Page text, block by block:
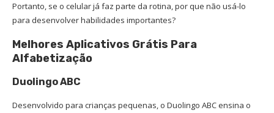
Portanto, se o celular já faz parte da rotina, por que não usá-lo
para desenvolver habilidades importantes?
Melhores Aplicativos Grátis Para
Alfabetização
Duolingo ABC
Desenvolvido para crianças pequenas, o Duolingo ABC ensina o